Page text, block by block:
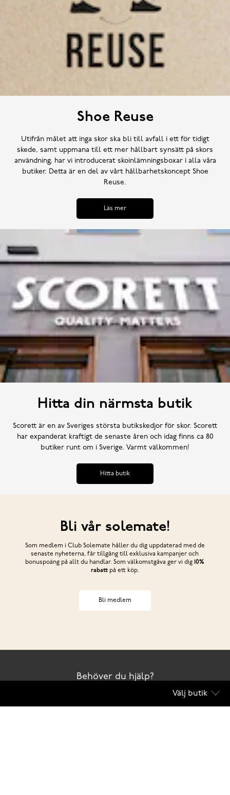
Shoe Reuse
Utifrån målet att inga skor ska bli till avfall i ett för tidigt
skede, samt uppmana till ett mer hållbart synsätt på skors
användning, har vi introducerat skoinlämningsboxar i alla våra
butiker. Detta är en del av vårt hållbarhetskoncept Shoe
Reuse.
Läs mer
Hitta din närmsta butik
Scorett är en av Sveriges största butikskedjor för skor. Scorett
har expanderat kraftigt de senaste åren och idag finns ca 80
butiker runt om i Sverige. Varmt välkommen!
Hitta butik
Bli vår solemate!
Som medlem i Club Solemate håller du dig uppdaterad med de
senaste nyheterna, får tillgång till exklusiva kampanjer och
bonuspoäng på allt du handlar. Som välkomstgåva ger vi dig10%
rabattpå ett köp.
Bli medlem
Behöver du hjälp?
Kontakta oss Club Solemate
Välj butik